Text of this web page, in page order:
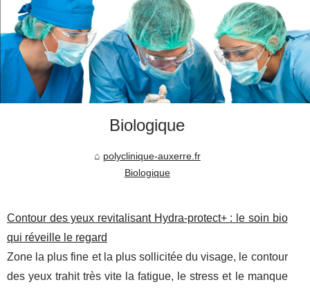
Biologique
polyclinique-auxerre.fr
Biologique
Contour des yeux revitalisant Hydra‑protect+ : le soin bio
qui réveille le regard
Zone la plus fine et la plus sollicitée du visage, le contour
des yeux trahit très vite la fatigue, le stress et le manque